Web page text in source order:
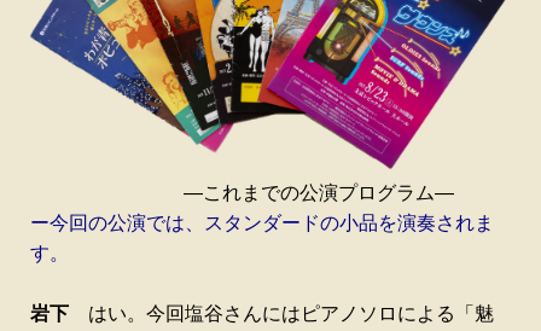
―これまでの公演プログラム―
ー今回の公演では、スタンダードの小品を演奏されま
す。
岩下 はい。今回塩谷さんにはピアノソロによる「魅